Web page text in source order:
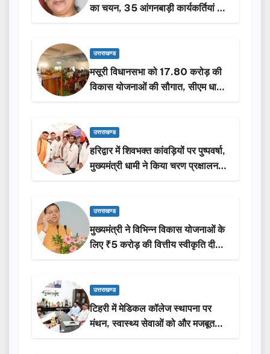
का चयन, 35 आंगनबाड़ी कार्यकर्तियां भी
होंगी सम्मानित…
उत्तराखण्ड
मसूरी विधानसभा को 17.80 करोड़ की
विकास योजनाओं की सौगात, सीएम धामी
ने किया लोकार्पण-शिलान्यास.
उत्तराखण्ड
हरिद्वार में शिवभक्त कांवड़ियों पर पुष्पवर्षा,
मुख्यमंत्री धामी ने किया चरण प्रक्षालन…
उत्तराखण्ड
मुख्यमंत्री ने विभिन्न विकास योजनाओं के
लिए ₹5 करोड़ की वित्तीय स्वीकृति दी…
उत्तराखण्ड
टिहरी में मेडिकल कॉलेज स्थापना पर
मंथन, स्वास्थ्य सेवाओं को और मजबूत
करेगी सरकार: मुख्यमंत्री धामी…